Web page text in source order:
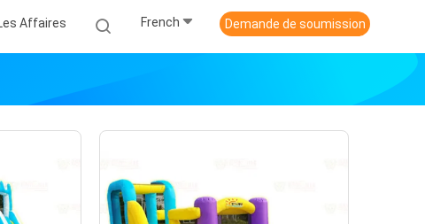
Affaires French Demande de soumission